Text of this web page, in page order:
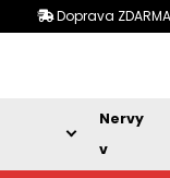
Doprava
Nervy
v